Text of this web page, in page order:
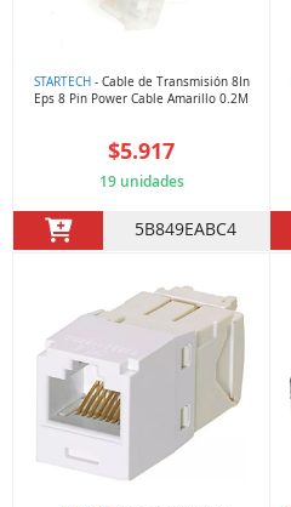
STARTECH- Cable de Transmisión 8In
Eps 8 Pin Power Cable Amarillo 0.2M
$5.917
19 unidades
5B849EABC4